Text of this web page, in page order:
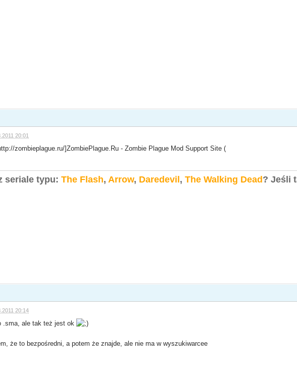
20:01
zombieplague.ru/]ZombiePlague.Ru - Zombie Plague Mod Support Site (
seriale typu: The Flash, Arrow, Daredevil, The Walking Dead? Jeśli
20:14
.sma, ale tak też jest ok
że to bezpośredni, a potem że znajde, ale nie ma w wyszukiwarcee